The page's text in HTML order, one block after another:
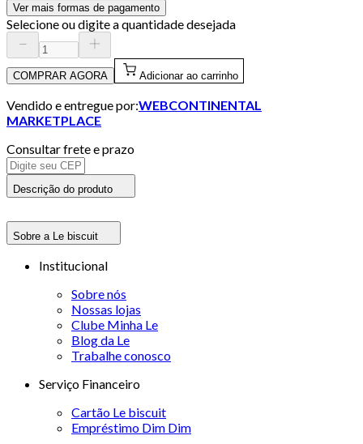
Ver mais formas de pagamento
Selecione ou digite a quantidade desejada
COMPRAR AGORA Adicionar ao carrinho
Vendido e entregue por:WEBCONTINENTAL
MARKETPLACE
Consultar frete e prazo
Descrição do produto
Sobre a Le biscuit
Institucional
Sobre nós
Nossas lojas
Clube Minha Le
Blog da Le
Trabalhe conosco
Serviço Financeiro
Cartão Le biscuit
Empréstimo Dim Dim